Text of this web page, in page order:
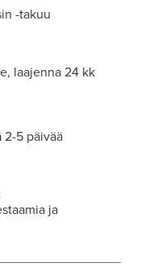
-takuu
laajenna 24 kk
2-5 päivää
ja